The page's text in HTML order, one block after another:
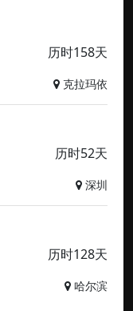
历时158天
克拉玛依
历时52天
深圳
历时128天
哈尔滨